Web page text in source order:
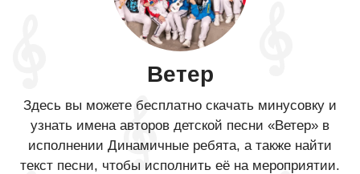
Ветер
Здесь вы можете бесплатно скачать минусовку и
узнать имена авторов детской песни «Ветер» в
исполнении Динамичные ребята, а также найти
текст песни, чтобы исполнить её на мероприятии.